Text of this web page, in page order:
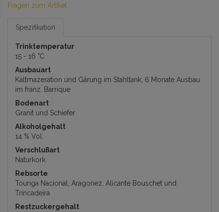
Fragen zum Artikel
Spezifikation
Trinktemperatur
15 - 16 °C
Ausbauart
Kaltmazeration und Gärung im Stahltank, 6 Monate Ausbau
im franz. Barrique
Bodenart
Granit und Schiefer
Alkoholgehalt
14 % Vol.
Verschlußart
Naturkork
Rebsorte
Touriga Nacional, Aragonez, Alicante Bouschet und
Trincadeira
Restzuckergehalt